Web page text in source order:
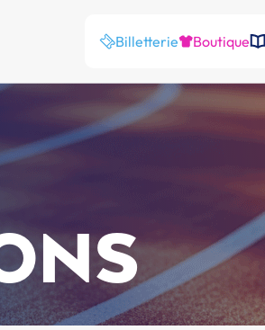
Billetterie Boutique